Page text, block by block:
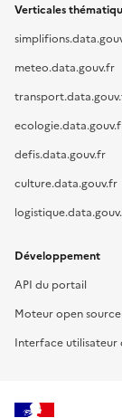
Verticales
meteo.data.gouv.fr
defis.data.gouv.fr
culture.data.gouv.fr
Développement
API du portail
Moteur open source
Interface utilisateur